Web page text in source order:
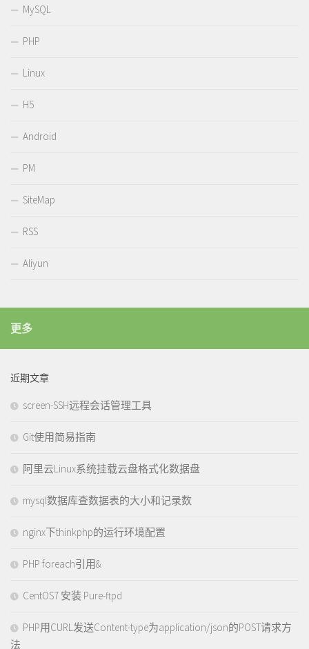
MySQL
PHP
Linux
H5
Android
PM
SiteMap
RSS
Aliyun
更多
近期文章
screen-SSH远程会话管理工具
Git使用简易指南
阿里云Linux系统挂载云盘格式化数据盘
mysql数据库查数据表的大小和记录数
nginx下thinkphp的运行环境配置
PHP foreach引用&
CentOS7 安装 Pure-ftpd
PHP用CURL发送Content-type为application/json的POST请求方
法